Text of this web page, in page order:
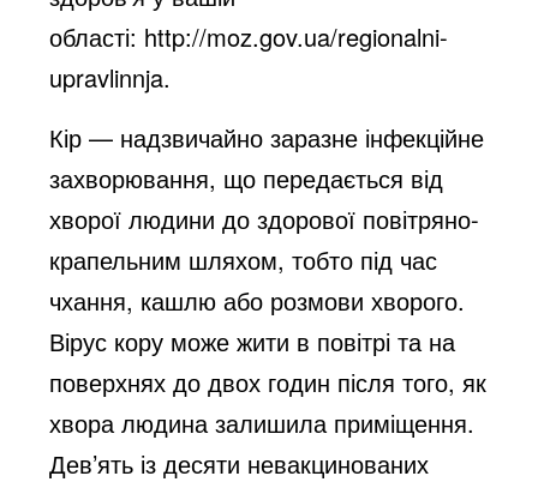
області: http://moz.gov.ua/regionalni-
upravlinnja.
Кір — надзвичайно заразне інфекційне
захворювання, що передається від
хворої людини до здорової повітряно-
крапельним шляхом, тобто під час
чхання, кашлю або розмови хворого.
Вірус кору може жити в повітрі та на
поверхнях до двох годин після того, як
хвора людина залишила приміщення.
Дев’ять із десяти невакцинованих